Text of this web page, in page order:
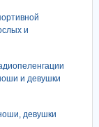
и
и девушки
девушки